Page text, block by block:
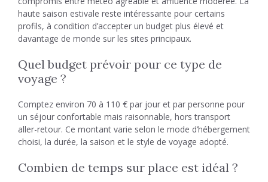
haute saison estivale reste intéressante pour certains
profils, à condition d’accepter un budget plus élevé et
davantage de monde sur les sites principaux.
Quel budget prévoir pour ce type de
voyage ?
Comptez environ 70 à 110 € par jour et par personne pour
un séjour confortable mais raisonnable, hors transport
aller-retour. Ce montant varie selon le mode d’hébergement
choisi, la durée, la saison et le style de voyage adopté.
Combien de temps sur place est idéal ?